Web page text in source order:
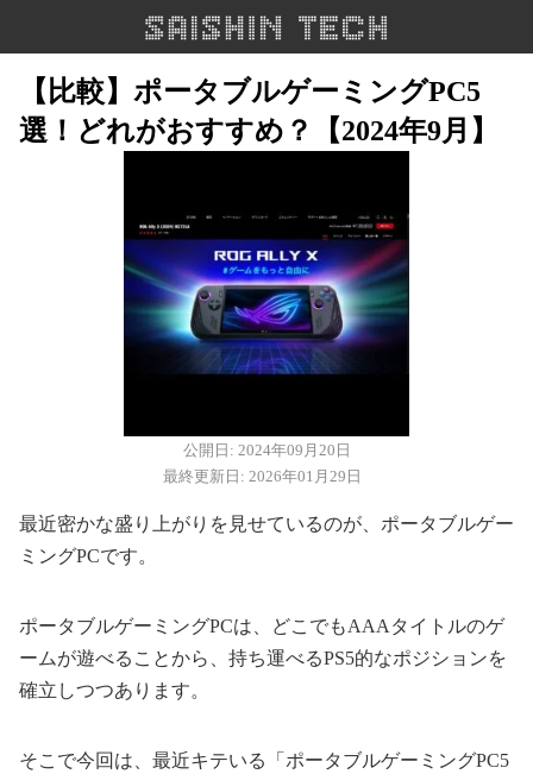
【比較】ポータブルゲーミングPC5
選！どれがおすすめ？【2024年9月】
公開日: 2024年09月20日
最終更新日: 2026年01月29日
最近密かな盛り上がりを見せているのが、ポータブルゲー
ミングPCです。
ポータブルゲーミングPCは、どこでもAAAタイトルのゲ
ームが遊べることから、持ち運べるPS5的なポジションを
確立しつつあります。
そこで今回は、最近キテいる「ポータブルゲーミングPC5